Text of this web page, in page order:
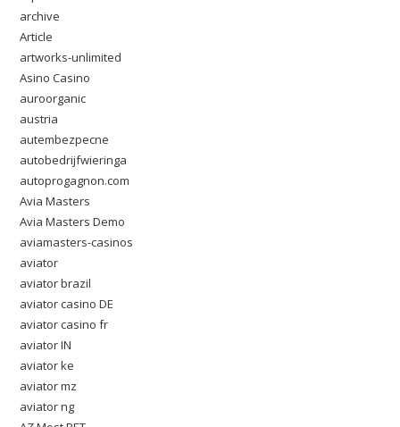
archive
Article
artworks-unlimited
Asino Casino
auroorganic
austria
autembezpecne
autobedrijfwieringa
autoprogagnon.com
Avia Masters
Avia Masters Demo
aviamasters-casinos
aviator
aviator brazil
aviator casino DE
aviator casino fr
aviator IN
aviator ke
aviator mz
aviator ng